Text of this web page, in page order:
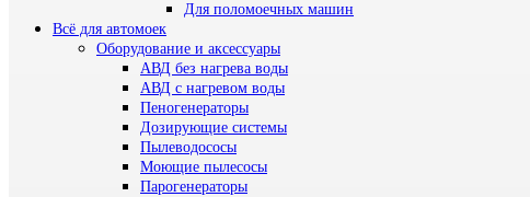
Для поломоечных машин
Всё для автомоек
Оборудование и аксессуары
АВД без нагрева воды
АВД с нагревом воды
Пеногенераторы
Дозирующие системы
Пылеводососы
Моющие пылесосы
Парогенераторы